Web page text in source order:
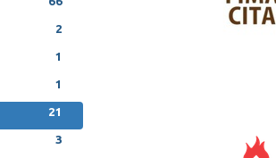
2
1
1
21
3